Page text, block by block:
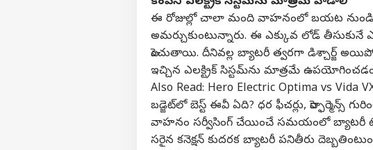
ఈ రోజుల్లో చాలా మంది వాహనంలో బయట నుండి భారీ
అమర్చుకుంటున్నారు. ఈ ఎక్కువ లోడ్ తీసుకునే
పెంచుతాయి. దీనివల్ల బ్యాటరీ త్వరగా డిశ్చార్జ్
ఇచ్చిన ఎలక్ట్రిక్ సిస్టమ్‌ను మాత్రమే
Also Read: Hero Electric Optima vs Vida
బడ్జెట్‌లో బెస్ట్ ఈవీ ఏది? ధర ఫీచర్లు, పెర్ఫార్మెన్స్‌
వాహనం సర్వీసింగ్ చేయించే సమయంలో బ్యాటరీ
సరైన కనెక్షన్ కుదరక బ్యాటరీ పనితీరు
హలో గెస్ట్
మాతో ప్రచారం చేయండి
కేరీర్స్
వ్యక్తిగత కార్నర్
అగ్ర కథనాలు
నిజామాబాద్